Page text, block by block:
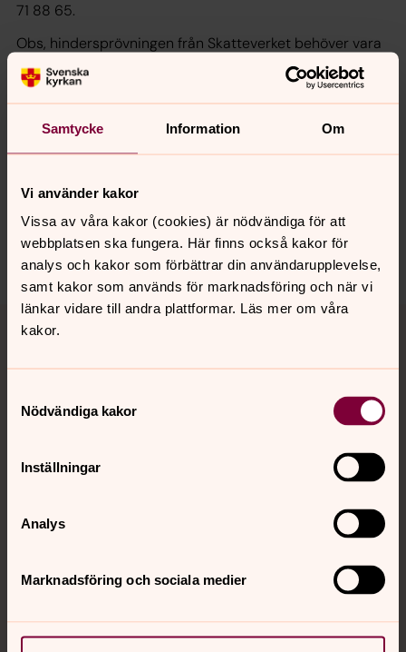
Samtycke Information Om
Vi använder kakor
Vissa av våra kakor (cookies) är nödvändiga för att
webbplatsen ska fungera. Här finns också kakor för
analys och kakor som förbättrar din användarupplevelse,
samt kakor som används för marknadsföring och när vi
länkar vidare till andra plattformar. Läs mer om våra
kakor.
Nödvändiga kakor
Inställningar
Analys
Marknadsföring och sociala medier
71 88 65.
Obs, hindersprövningen från Skatteverket behöver vara
klar.
Senast ändrad 27 januari 2026
innehåll?
lundspastorat@svenskakyrkan.se
Dela
Tillbaka till toppen
Tillbaka till innehållet
Kontakt
Kalender